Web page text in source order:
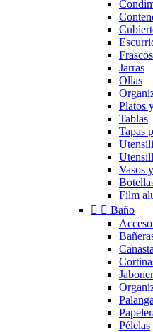
Jarras
Ollas
Platos
Tablas
Tapas
Vasos
Film
  Baño
Pélelas